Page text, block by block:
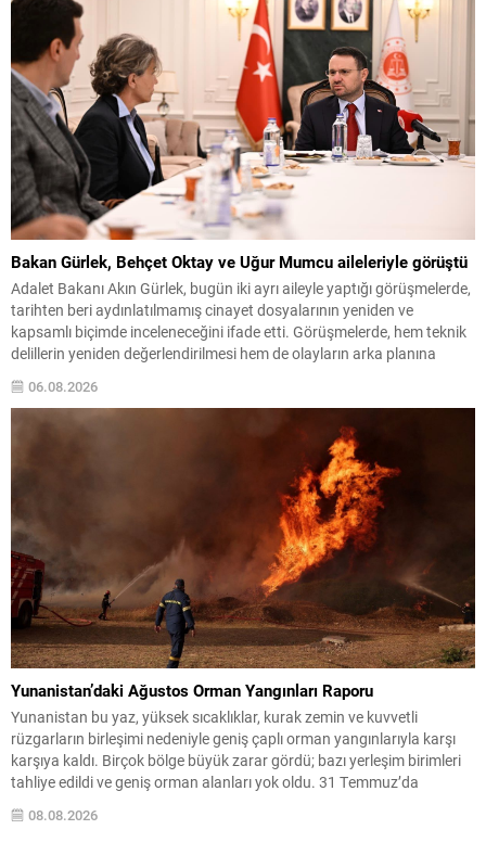
Bakan Gürlek, Behçet Oktay ve Uğur Mumcu aileleriyle görüştü
Adalet Bakanı Akın Gürlek, bugün iki ayrı aileyle yaptığı görüşmelerde,
tarihten beri aydınlatılmamış cinayet dosyalarının yeniden ve
kapsamlı biçimde inceleneceğini ifade etti. Görüşmelerde, hem teknik
delillerin yeniden değerlendirilmesi hem de olayların arka planına
vurgulandı. Görüşmelerin ilkinde eski Özel Harekat Daire Başkanı
Behçet Oktay’ın...
06.08.2026
Yunanistan’daki Ağustos Orman Yangınları Raporu
Yunanistan bu yaz, yüksek sıcaklıklar, kurak zemin ve kuvvetli
rüzgarların birleşimi nedeniyle geniş çaplı orman yangınlarıyla karşı
karşıya kaldı. Birçok bölge büyük zarar gördü; bazı yerleşim birimleri
tahliye edildi ve geniş orman alanları yok oldu. 31 Temmuz’da
Attiki’nin batısı ile Voiotia’da başlayan yangınlar yoğun müdahale
sonucu birkaç gün süren çabalarla...
08.08.2026